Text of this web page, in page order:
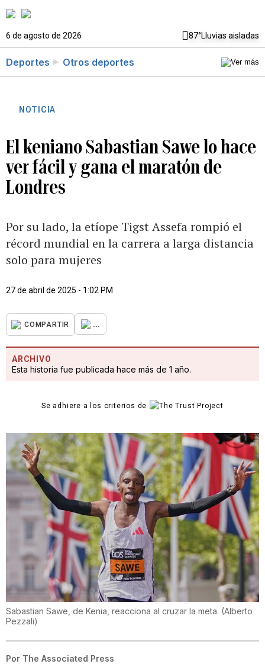
6 de agosto de 2026 87°Lluvias aisladas
Deportes Otros deportes
NOTICIA
El keniano Sabastian Sawe lo hace
ver fácil y gana el maratón de
Londres
Por su lado, la etíope Tigst Assefa rompió el
récord mundial en la carrera a larga distancia
solo para mujeres
27 de abril de 2025 - 1:02 PM
COMPARTIR ...
ARCHIVO
Esta historia fue publicada hace más de 1 año.
Se adhiere a los criterios de
Sabastian Sawe, de Kenia, reacciona al cruzar la meta. (Alberto
Pezzali)
Por The Associated Press